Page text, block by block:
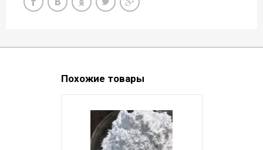
Похожие товары